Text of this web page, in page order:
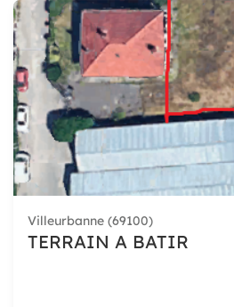
Villeurbanne (69100)
TERRAIN A BATIR